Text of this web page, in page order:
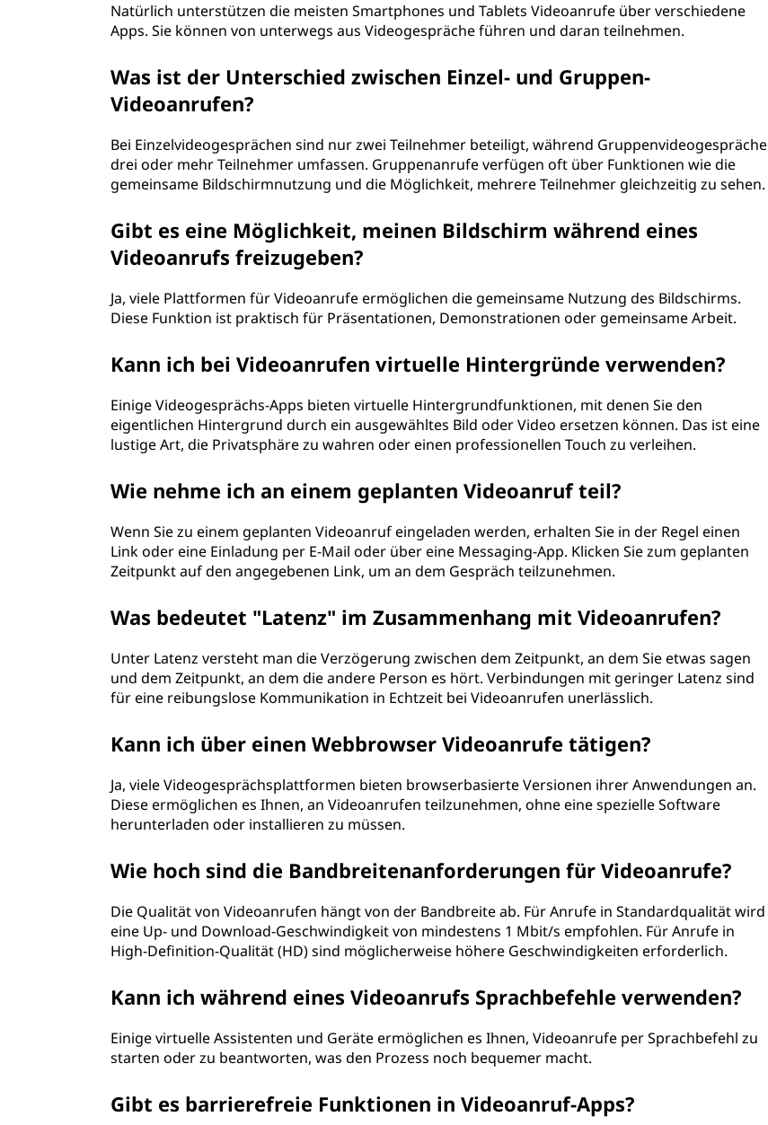
Natürlich unterstützen die meisten Smartphones und Tablets Videoanrufe über verschiedene
Apps. Sie können von unterwegs aus Videogespräche führen und daran teilnehmen.
Was ist der Unterschied zwischen Einzel- und Gruppen-
Videoanrufen?
Bei Einzelvideogesprächen sind nur zwei Teilnehmer beteiligt, während Gruppenvideogespräche
drei oder mehr Teilnehmer umfassen. Gruppenanrufe verfügen oft über Funktionen wie die
gemeinsame Bildschirmnutzung und die Möglichkeit, mehrere Teilnehmer gleichzeitig zu sehen.
Gibt es eine Möglichkeit, meinen Bildschirm während eines
Videoanrufs freizugeben?
Ja, viele Plattformen für Videoanrufe ermöglichen die gemeinsame Nutzung des Bildschirms.
Diese Funktion ist praktisch für Präsentationen, Demonstrationen oder gemeinsame Arbeit.
Kann ich bei Videoanrufen virtuelle Hintergründe verwenden?
Einige Videogesprächs-Apps bieten virtuelle Hintergrundfunktionen, mit denen Sie den
eigentlichen Hintergrund durch ein ausgewähltes Bild oder Video ersetzen können. Das ist eine
lustige Art, die Privatsphäre zu wahren oder einen professionellen Touch zu verleihen.
Wie nehme ich an einem geplanten Videoanruf teil?
Wenn Sie zu einem geplanten Videoanruf eingeladen werden, erhalten Sie in der Regel einen
Link oder eine Einladung per E-Mail oder über eine Messaging-App. Klicken Sie zum geplanten
Zeitpunkt auf den angegebenen Link, um an dem Gespräch teilzunehmen.
Was bedeutet "Latenz" im Zusammenhang mit Videoanrufen?
Unter Latenz versteht man die Verzögerung zwischen dem Zeitpunkt, an dem Sie etwas sagen
und dem Zeitpunkt, an dem die andere Person es hört. Verbindungen mit geringer Latenz sind
für eine reibungslose Kommunikation in Echtzeit bei Videoanrufen unerlässlich.
Kann ich über einen Webbrowser Videoanrufe tätigen?
Ja, viele Videogesprächsplattformen bieten browserbasierte Versionen ihrer Anwendungen an.
Diese ermöglichen es Ihnen, an Videoanrufen teilzunehmen, ohne eine spezielle Software
herunterladen oder installieren zu müssen.
Wie hoch sind die Bandbreitenanforderungen für Videoanrufe?
Die Qualität von Videoanrufen hängt von der Bandbreite ab. Für Anrufe in Standardqualität wird
eine Up- und Download-Geschwindigkeit von mindestens 1 Mbit/s empfohlen. Für Anrufe in
High-Definition-Qualität (HD) sind möglicherweise höhere Geschwindigkeiten erforderlich.
Kann ich während eines Videoanrufs Sprachbefehle verwenden?
Einige virtuelle Assistenten und Geräte ermöglichen es Ihnen, Videoanrufe per Sprachbefehl zu
starten oder zu beantworten, was den Prozess noch bequemer macht.
Gibt es barrierefreie Funktionen in Videoanruf-Apps?